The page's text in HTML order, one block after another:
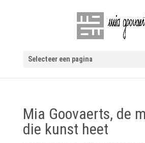
Selecteer een pagina
Mia Goovaerts, de
die kunst heet